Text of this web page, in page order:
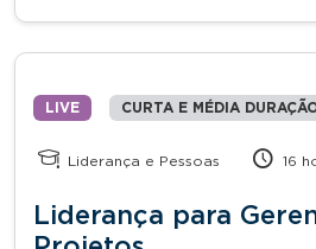
LIVE CURTA E MÉDIA
Liderança e Pessoas 16
Liderança para